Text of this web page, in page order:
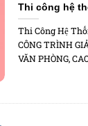
Thi công hệ
Thi Công Hệ
CÔNG TRÌNH
VĂN PHÒNG,